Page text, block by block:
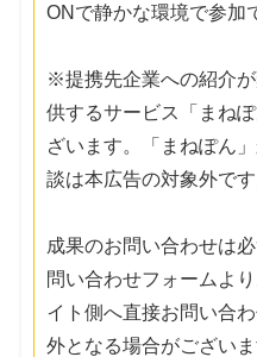
ONで静かな環境で参加
※提携先企業への紹介
供するサービス「まね
ざいます。「まねぽん
談は本広告の対象外です
成果のお問い合わせは
問い合わせフォームよ
イト側へ直接お問い合
外となる場合がございま